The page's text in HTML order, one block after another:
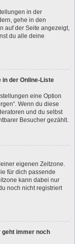
in der
gehe in den
auf der Seite angezeigt,
du alle deine
in der Online-Liste
eine Option
Wenn du diese
und du selbst
Besucher gezählt.
eigenen Zeitzone.
für dich passende
kann dabei nur
noch nicht registriert
geht immer noch